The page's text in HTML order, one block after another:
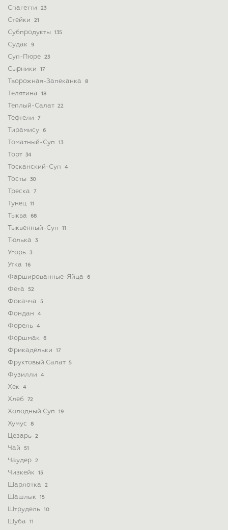
Спагетти 23
Стейки 21
Субпродукты 135
Судак 9
Суп-Пюре 23
Сырники 17
Творожная-Запеканка 8
Телятина 18
Теплый-Салат 22
Тефтели 7
Тирамису 6
Томатный-Суп 13
Торт 34
Тосканский-Суп 4
Тосты 30
Треска 7
Тунец 11
Тыква 68
Тыквенный-Суп 11
Тюлька 3
Угорь 3
Утка 16
Фаршированные-Яйца 6
Фета 52
Фокачча 5
Фондан 4
Форель 4
Форшмак 6
Фрикадельки 17
Фруктовый Салат 5
Фузилли 4
Хек 4
Хлеб 72
Холодный Суп 19
Хумус 8
Цезарь 2
Чай 51
Чаудер 2
Чизкейк 15
Шарлотка 2
Шашлык 15
Штрудель 10
Шуба 11